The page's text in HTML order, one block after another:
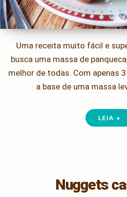
Uma receita muito fácil e
busca uma massa de
melhor de todas. Com apenas
a base de uma massa
LEIA +
Nuggets